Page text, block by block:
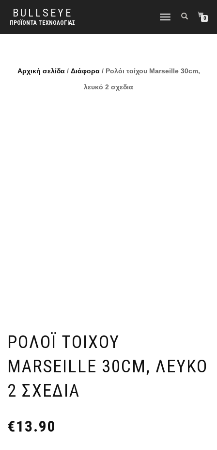
BULLSEYE
ΠΡΟΪΌΝΤΑ ΤΕΧΝΟΛΟΓΊΑΣ
ΕΝΑΛΛΑΓΉ
0
Αρχική σελίδα/ Διάφορα/ Ρολόι τοίχου Marseille 30cm,
λευκό 2 σχεδια
ΡΟΛΌΙ ΤΟΊΧΟΥ
MARSEILLE 30CM, ΛΕΥΚΌ
2 ΣΧΕΔΙΑ
€13.90